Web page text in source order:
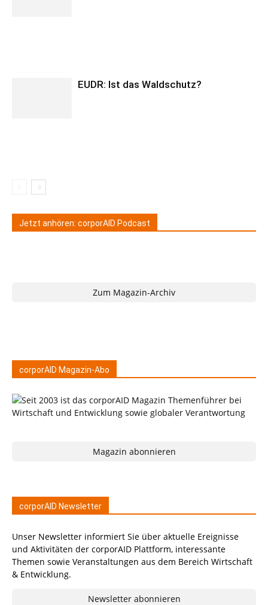
EUDR: Ist das Waldschutz?
Jetzt anhören: corporAID Podcast
Zum Magazin-Archiv
corporAID Magazin-Abo
Magazin abonnieren
corporAID Newsletter
Unser Newsletter informiert Sie über aktuelle Ereignisse
und Aktivitäten der corporAID Plattform, interessante
Themen sowie Veranstaltungen aus dem Bereich Wirtschaft
& Entwicklung.
Newsletter abonnieren